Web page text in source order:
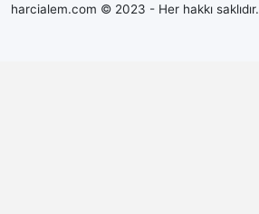
harcialem.com © 2023 - Her hakkı saklıdır.